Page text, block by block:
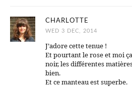
CHARLOTTE
WED 3 DEC, 2014
J’adore cette tenue !
Et pourtant le rose et moi
noir, les différentes
bien.
Et ce manteau est superbe.